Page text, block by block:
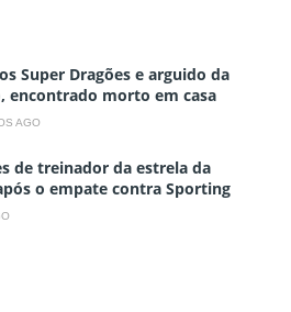
Super Dragões e arguido da
encontrado morto em casa
AGO
de treinador da estrela da
o empate contra Sporting